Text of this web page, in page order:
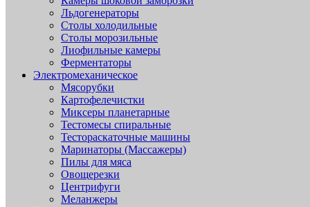
Льдогенераторы
Столы холодильные
Столы морозильные
Лиофильные камеры
Ферментаторы
Электромеханическое
Мясорубки
Картофелечистки
Миксеры планетарные
Тестомесы спиральные
Тестораскаточные машины
Маринаторы (Массажеры)
Пилы для мяса
Овощерезки
Центрифуги
Меланжеры